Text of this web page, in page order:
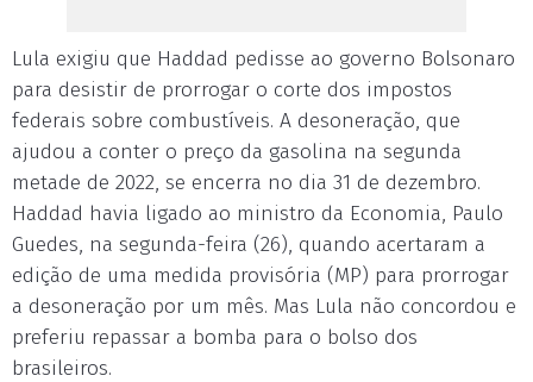
Lula exigiu que Haddad pedisse ao governo Bolsonaro
para desistir de prorrogar o corte dos impostos
federais sobre combustíveis. A desoneração, que
ajudou a conter o preço da gasolina na segunda
metade de 2022, se encerra no dia 31 de dezembro.
Haddad havia ligado ao ministro da Economia, Paulo
Guedes, na segunda-feira (26), quando acertaram a
edição de uma medida provisória (MP) para prorrogar
a desoneração por um mês. Mas Lula não concordou e
preferiu repassar a bomba para o bolso dos
brasileiros.